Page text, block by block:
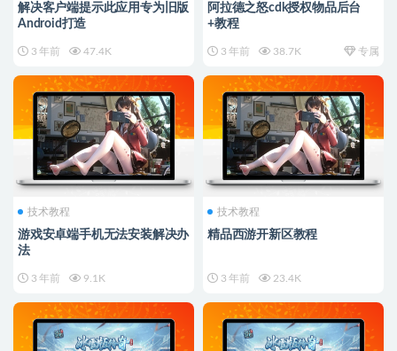
解决客户端提示此应用专为旧版
Android打造
3 年前 47.4K
阿拉德之怒cdk授权物品后台
+教程
3 年前 38.7K 专属
技术教程
游戏安卓端手机无法安装解决办
法
3 年前 9.1K
技术教程
精品西游开新区教程
3 年前 23.4K